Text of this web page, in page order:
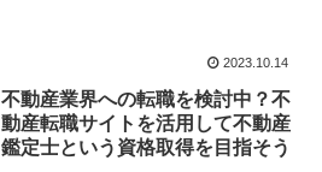
2023.10.14
不動産業界への転職を検討中？不
動産転職サイトを活用して不動産
鑑定士という資格取得を目指そう